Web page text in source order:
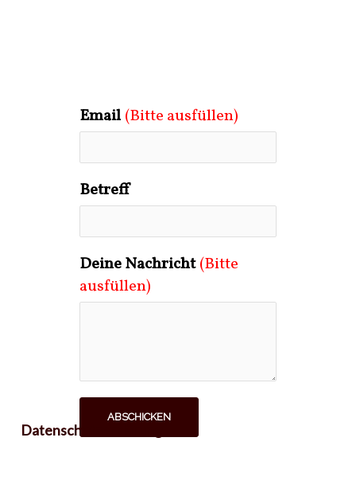
Email (Bitte ausfüllen)
Betreff
Deine Nachricht (Bitte
ausfüllen)
ABSCHICKEN
Datenschutzerklärung